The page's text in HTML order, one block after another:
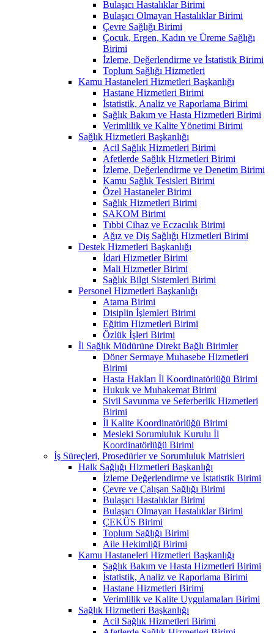
Bulaşıcı Hastalıklar Birimi
Bulaşıcı Olmayan Hastalıklar Birimi
Çevre Sağlığı Birimi
Çocuk, Ergen, Kadın ve Üreme Sağlığı
Birimi
İzleme, Değerlendirme ve İstatistik Birimi
Toplum Sağlığı Hizmetleri
Kamu Hastaneleri Hizmetleri Başkanlığı
Hastane Hizmetleri Birimi
İstatistik, Analiz ve Raporlama Birimi
Sağlık Bakım ve Hasta Hizmetleri Birimi
Verimlilik ve Kalite Yönetimi Birimi
Sağlık Hizmetleri Başkanlığı
Acil Sağlık Hizmetleri Birimi
Afetlerde Sağlık Hizmetleri Birimi
İzleme, Değerlendirme ve Denetim Birimi
Kamu Sağlık Tesisleri Birimi
Özel Hastaneler Birimi
Sağlık Hizmetleri Birimi
SAKOM Birimi
Tıbbi Cihaz ve Eczacılık Birimi
Ağız ve Diş Sağlığı Hizmetleri Birimi
Destek Hizmetleri Başkanlığı
İdari Hizmetler Birimi
Mali Hizmetler Birimi
Sağlık Bilgi Sistemleri Birimi
Personel Hizmetleri Başkanlığı
Atama Birimi
Disiplin İşlemleri Birimi
Eğitim Hizmetleri Birimi
Özlük İşleri Birimi
İl Sağlık Müdürüne Direkt Bağlı Birimler
Döner Sermaye Muhasebe Hizmetleri
Birimi
Hasta Hakları İl Koordinatörlüğü Birimi
Hukuk ve Muhakemat Birimi
Sivil Savunma ve Seferberlik Hizmetleri
Birimi
İl Kalite Koordinatörlüğü Birimi
Mesleki Sorumluluk Kurulu İl
Koordinatörlüğü Birimi
İş Süreçleri, Prosedürler ve Sorumluluk Matrisleri
Halk Sağlığı Hizmetleri Başkanlığı
İzleme Değerlendirme ve İstatistik Birimi
Çevre ve Çalışan Sağlığı Birimi
Bulaşıcı Hastalıklar Birimi
Bulaşıcı Olmayan Hastalıklar Birimi
ÇEKÜS Birimi
Toplum Sağlığı Birimi
Aile Hekimliği Birimi
Kamu Hastaneleri Hizmetleri Başkanlığı
Sağlık Bakım ve Hasta Hizmetleri Birimi
İstatistik, Analiz ve Raporlama Birimi
Hastane Hizmetleri Birimi
Verimlilik ve Kalite Uygulamaları Birimi
Sağlık Hizmetleri Başkanlığı
Acil Sağlık Hizmetleri Birimi